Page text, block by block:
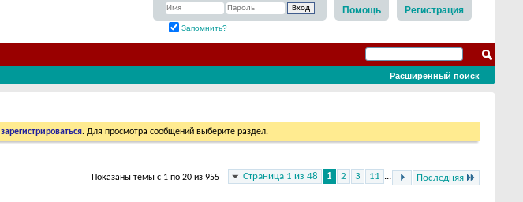
Регистрация
Помощь
Запомнить?
Расширенный поиск
зарегистрироваться. Для просмотра сообщений выберите раздел.
Страница 1 из 48 1 2 3 11 ... Последняя
Показаны темы с 1 по 20 из 955